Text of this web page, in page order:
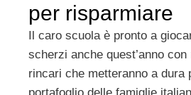
per risparmiare
Il caro scuola è pronto a
scherzi anche quest’anno con
rincari che metteranno a dura